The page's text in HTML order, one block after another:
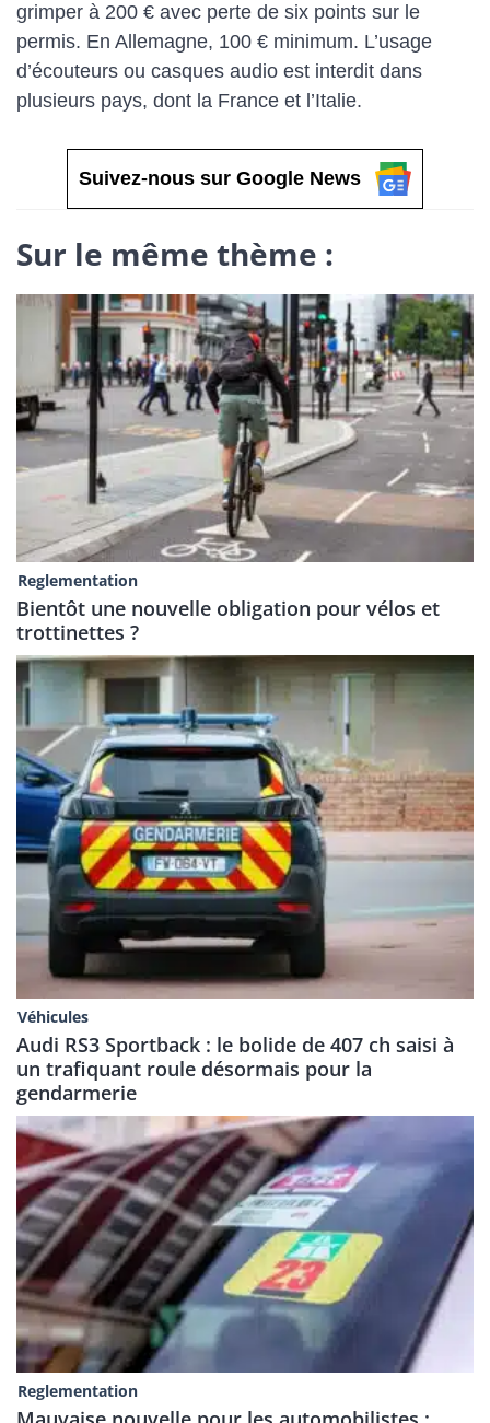
grimper à 200 € avec perte de six points sur le
permis. En Allemagne, 100 € minimum. L’usage
d’écouteurs ou casques audio est interdit dans
plusieurs pays, dont la France et l’Italie.
Suivez-nous sur Google News
Sur le même thème :
Reglementation
Bientôt une nouvelle obligation pour vélos et
trottinettes ?
Véhicules
Audi RS3 Sportback : le bolide de 407 ch saisi à
un trafiquant roule désormais pour la
gendarmerie
Reglementation